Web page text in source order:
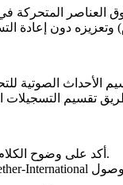
أكد على وضوح الكلام للمحتوى التعليمي أو مسارات الوصف الصوتي.